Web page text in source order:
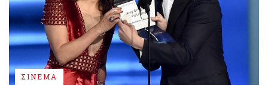
ΣΙΝΕΜΑ